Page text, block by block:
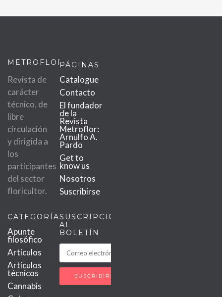
METROFLOR
Revista de
carácter
técnico, de
libre
circulación
y dirigida a
los
participantes
del sector
floricultor.
PÁGINAS
Catalogue
Contacto
El fundador
de la
Revista
Metroflor:
Arnulfo A.
Pardo
Get to
know us
Nosotros
Suscribirse
CATEGORÍAS
Apunte
filosófico
Artículos
Artículos
técnicos
Cannabis
SUSCRIPCIÓN
AL
BOLETÍN